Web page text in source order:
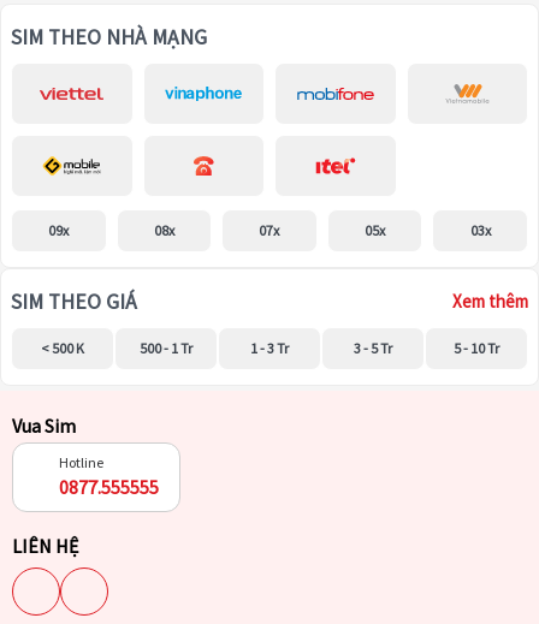
SIM THEO NHÀ MẠNG
09x 08x 07x 05x 03x
SIM THEO GIÁ Xem thêm
< 500 K 500 - 1 Tr 1 - 3 Tr 3 - 5 Tr 5 - 10 Tr
Vua Sim
Hotline
0877.555555
LIÊN HỆ